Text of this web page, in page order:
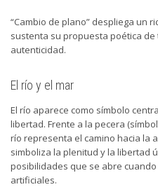
“Cambio de plano” despliega un
sustenta su propuesta poética
autenticidad.
El río y el mar
El río aparece como símbolo
libertad. Frente a la pecera
río representa el camino hacia la
simboliza la plenitud y la libertad
posibilidades que se abre
artificiales.